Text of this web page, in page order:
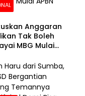
Anggaran
Tak Boleh
MBG Mulai